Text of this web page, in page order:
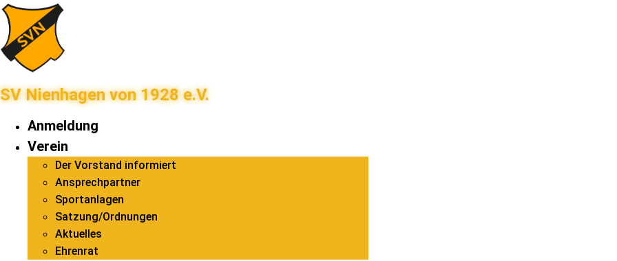
SV Nienhagen von 1928 e.V.
Anmeldung
Verein
Der Vorstand informiert
Ansprechpartner
Sportanlagen
Satzung/Ordnungen
Aktuelles
Ehrenrat